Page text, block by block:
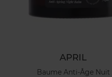
APRIL
Baume Anti-Âge Nuit